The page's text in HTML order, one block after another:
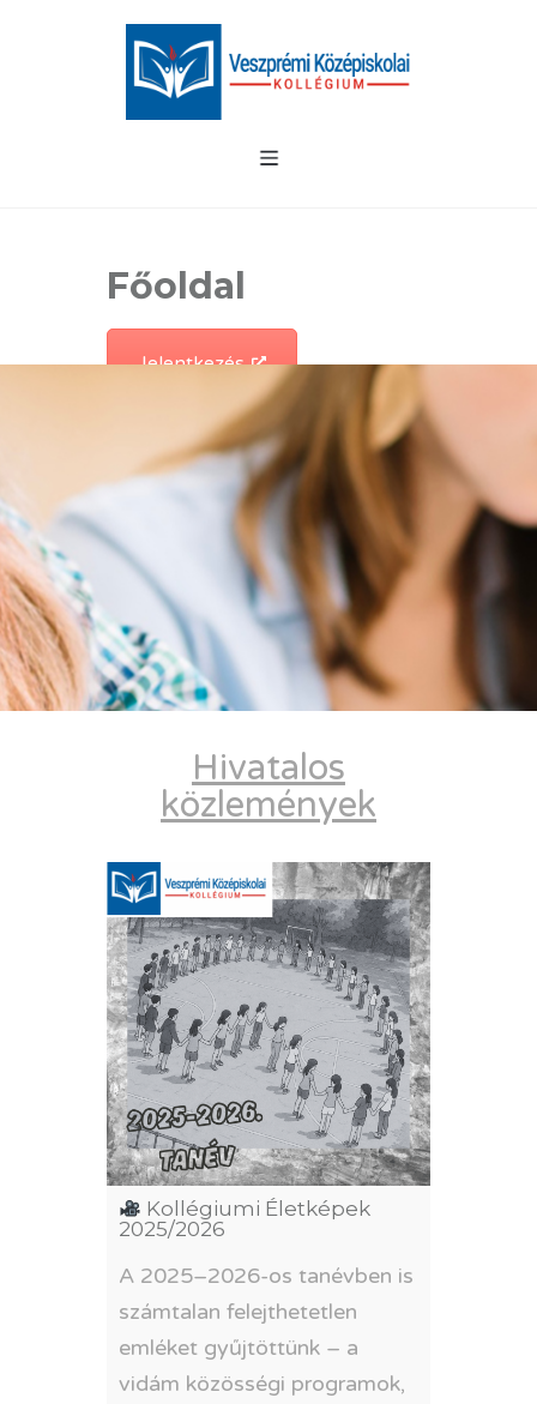
Főoldal
Jelentkezés
Hivatalos
közlemények
Kollégiumi Életképek
2025/2026
A 2025–2026-os tanévben is
számtalan felejthetetlen
emléket gyűjtöttünk – a
vidám közösségi programok,